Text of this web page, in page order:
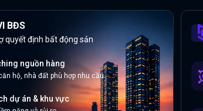
BĐS
quyết định bất động sản
nguồn hàng
hộ, nhà đất phù hợp nhu cầu
dự án & khu vực